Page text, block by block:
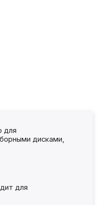
для
дисками,
для